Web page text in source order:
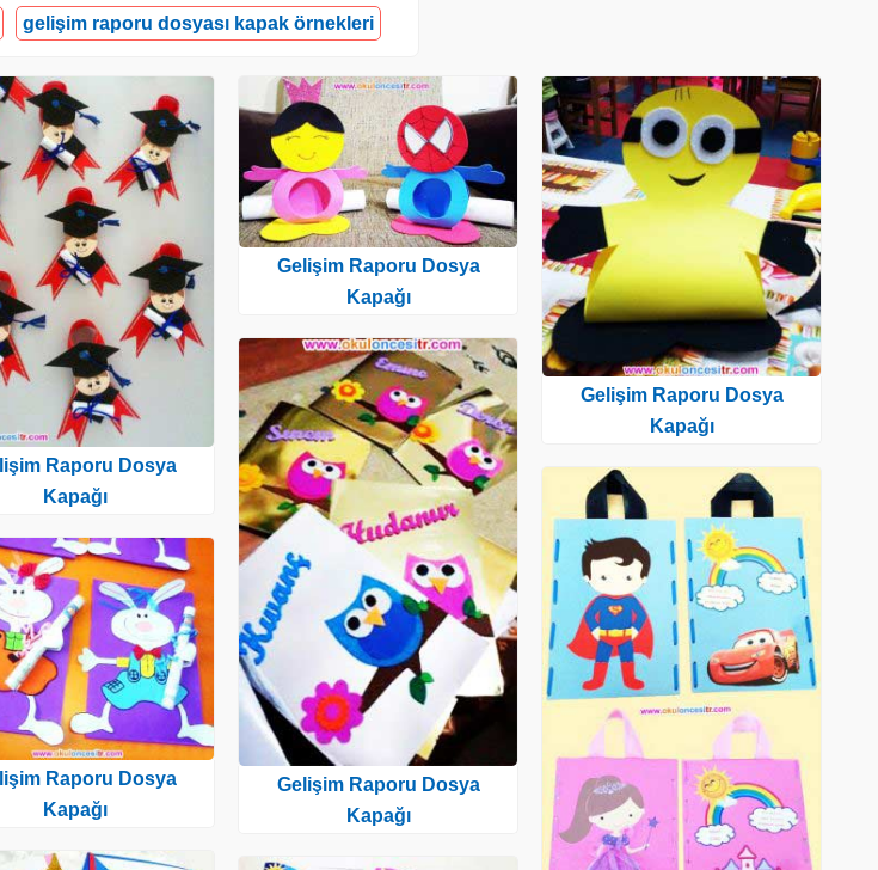
gelişim raporu dosyası kapak örnekleri
Raporu Dosya
Kapağı
Raporu Dosya
Kapağı
Gelişim Raporu Dosya
Kapağı
Gelişim Raporu Dosya
Kapağı
Gelişim Raporu Dosya
Kapağı